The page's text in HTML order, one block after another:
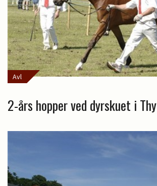
Avl
2-års hopper ved dyrskuet i Thy